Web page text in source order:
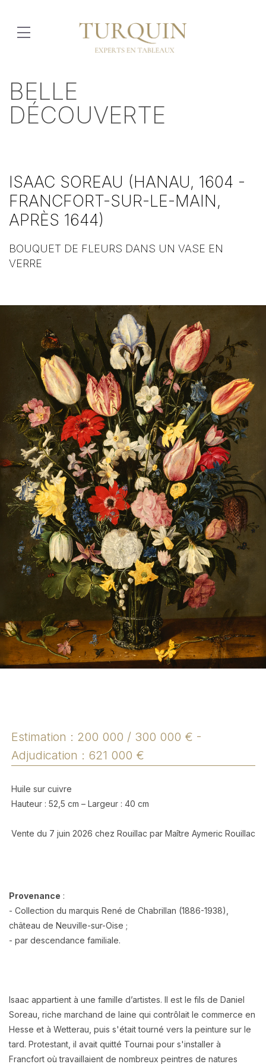
BELLE
DÉCOUVERTE
ISAAC SOREAU (HANAU, 1604 -
FRANCFORT-SUR-LE-MAIN,
APRÈS 1644)
BOUQUET DE FLEURS DANS UN VASE EN
VERRE
Estimation : 200 000 / 300 000 € -
Adjudication : 621 000 €
Huile sur cuivre
Hauteur : 52,5 cm – Largeur : 40 cm
Vente du 7 juin 2026 chez Rouillac par Maître Aymeric Rouillac
Provenance :
- Collection du marquis René de Chabrillan (1886-1938),
château de Neuville-sur-Oise ;
- par descendance familiale.
Isaac appartient à une famille d’artistes. Il est le fils de Daniel
Soreau, riche marchand de laine qui contrôlait le commerce en
Hesse et à Wetterau, puis s'était tourné vers la peinture sur le
tard. Protestant, il avait quitté Tournai pour s'installer à
Francfort où travaillaient de nombreux peintres de natures